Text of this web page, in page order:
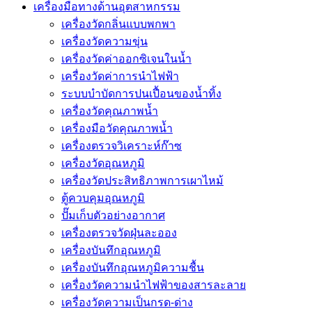
เครื่องมือทางด้านอุตสาหกรรม
เครื่องวัดกลิ่นแบบพกพา
เครื่องวัดความขุ่น
เครื่องวัดค่าออกซิเจนในน้ำ
เครื่องวัดค่าการนำไฟฟ้า
ระบบบำบัดการปนเปื้อนของน้ำทิ้ง
เครื่องวัดคุณภาพน้ำ
เครื่องมือวัดคุณภาพน้ำ
เครื่องตรวจวิเคราะห์ก๊าซ
เครื่องวัดอุณหภูมิ
เครื่องวัดประสิทธิภาพการเผาไหม้
ตู้ควบคุมอุณหภูมิ
ปั๊มเก็บตัวอย่างอากาศ
เครื่องตรวจวัดฝุ่นละออง
เครื่องบันทึกอุณหภูมิ
เครื่องบันทึกอุณหภูมิความชื้น
เครื่องวัดความนําไฟฟ้าของสารละลาย
เครื่องวัดความเป็นกรด-ด่าง